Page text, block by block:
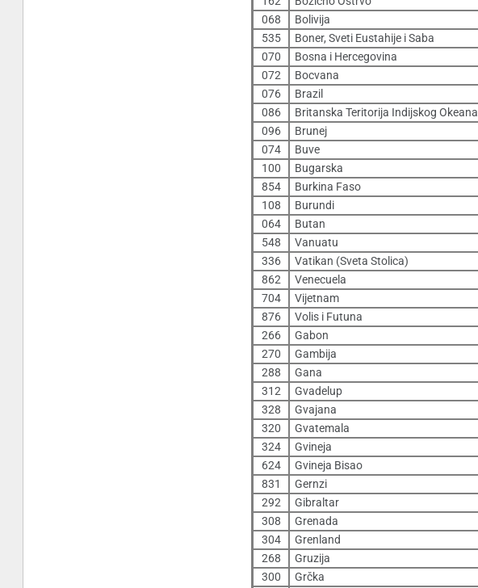
068
Bolivija
535
Boner, Sveti Eustahije i Saba
070
Bosna i Hercegovina
072
Bocvana
076
Brazil
086
Britanska Teritorija Indijskog Okeana
096
Brunej
074
Buve
100
Bugarska
854
Burkina Faso
108
Burundi
064
Butan
548
Vanuatu
336
Vatikan (Sveta Stolica)
862
Venecuela
704
Vijetnam
876
Volis i Futuna
266
Gabon
270
Gambija
288
Gana
312
Gvadelup
328
Gvajana
320
Gvatemala
324
Gvineja
624
Gvineja Bisao
831
Gernzi
292
Gibraltar
308
Grenada
304
Grenland
268
Gruzija
300
Grčka